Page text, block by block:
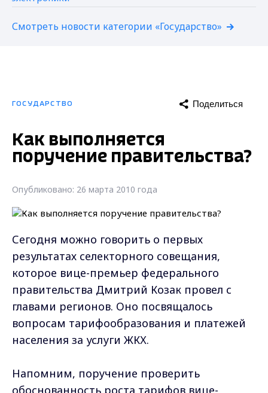
Смотреть новости категории «Государство»
ГОСУДАРСТВО Поделиться
Как выполняется
поручение правительства?
Опубликовано: 26 марта 2010 года
Сегодня можно говорить о первых
результатах селекторного совещания,
которое вице-премьер федерального
правительства Дмитрий Козак провел с
главами регионов. Оно посвящалось
вопросам тарифообразования и платежей
населения за услуги ЖКХ.
Напомним, поручение проверить
обоснованность роста тарифов вице-